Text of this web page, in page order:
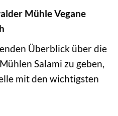
Mühle Vegane
Überblick über die
Salami zu geben,
mit den wichtigsten